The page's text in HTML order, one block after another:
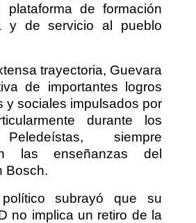
plataforma de formación
y de servicio al pueblo
trayectoria, Guevara
de importantes logros
y sociales impulsados por
durante los
siempre
las enseñanzas del
Bosch.
subrayó que su
no implica un retiro de la